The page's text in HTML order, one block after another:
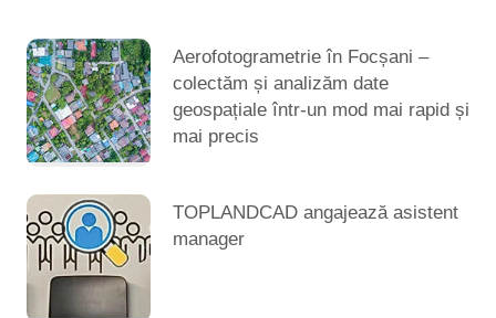
Aerofotogrametrie în Focșani –
colectăm și analizăm date
geospațiale într-un mod mai rapid și
mai precis
TOPLANDCAD angajează asistent
manager